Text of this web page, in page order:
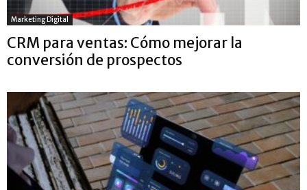
Marketing Digital
CRM para ventas: Cómo mejorar la
conversión de prospectos